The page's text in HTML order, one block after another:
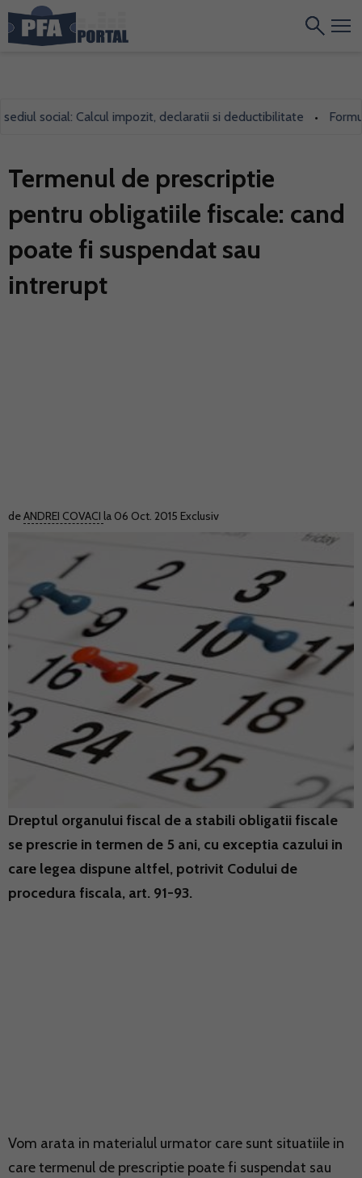
social: Calcul impozit, declaratii si deductibilitate •
Termenul de prescriptie
pentru obligatiile fiscale: cand
poate fi suspendat sau
intrerupt
deANDREI COVACI la 06 Oct. 2015 Exclusiv
Dreptul organului fiscal de a stabili obligatii fiscale
se prescrie in termen de 5 ani, cu exceptia cazului in
care legea dispune altfel, potrivit Codului de
procedura fiscala, art. 91-93.
Vom arata in materialul urmator care sunt situatiile in
care termenul de prescriptie poate fi suspendat sau